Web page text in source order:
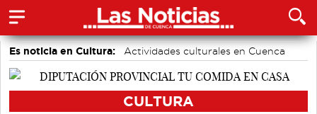
Es noticia en Cultura: Actividades culturales en Cuenca
CULTURA